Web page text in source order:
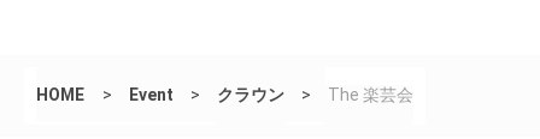
HOME > Event > クラウン > The 楽芸会